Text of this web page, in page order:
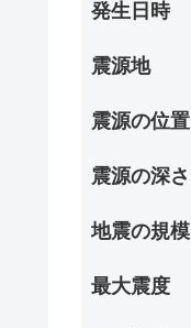
発生日時
震源地
震源の位置
震源の深さ
地震の規模
最大震度